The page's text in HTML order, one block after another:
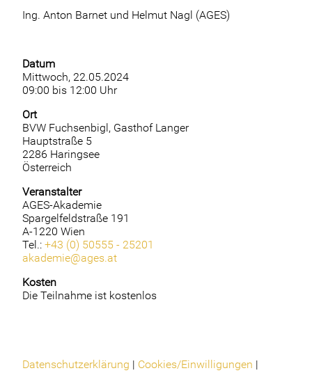
Ing. Anton Barnet und Helmut Nagl (AGES)
Datum
Mittwoch, 22.05.2024
09:00 bis 12:00 Uhr
Ort
BVW Fuchsenbigl, Gasthof Langer
Hauptstraße 5
2286 Haringsee
Österreich
Veranstalter
AGES-Akademie
Spargelfeldstraße 191
A-1220 Wien
Tel.: +43 (0) 50555 - 25201
akademie@ages.at
Kosten
Die Teilnahme ist kostenlos
Datenschutzerklärung | Cookies/Einwilligungen |